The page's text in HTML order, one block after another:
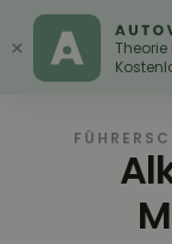
×
Theorie